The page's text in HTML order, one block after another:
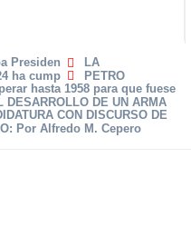
Presiden
LA
ha cump
PETRO
hasta 1958 para que fuese
DESARROLLO DE UN ARMA
CON DISCURSO DE
: Por Alfredo M. Cepero